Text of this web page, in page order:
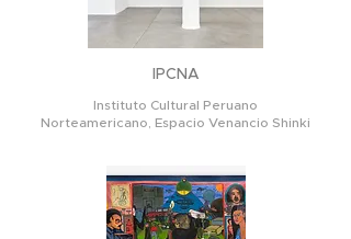
IPCNA
Instituto Cultural Peruano
Norteamericano, Espacio Venancio Shinki